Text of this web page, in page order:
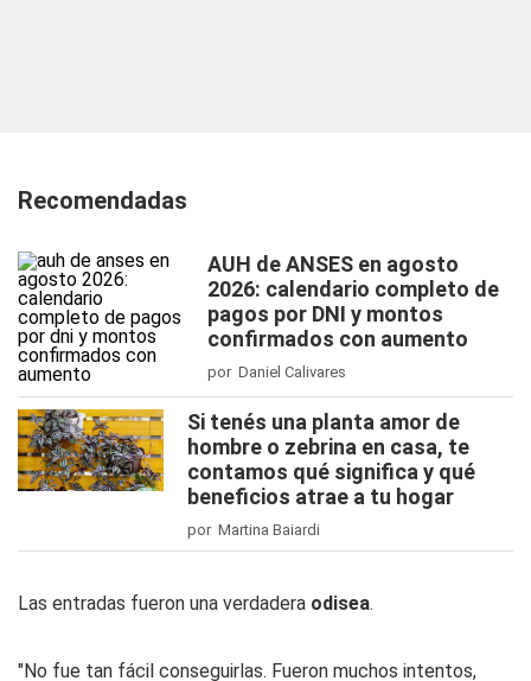
Recomendadas
AUH de ANSES en agosto
2026: calendario completo de
pagos por DNI y montos
confirmados con aumento
por Daniel Calivares
Si tenés una planta amor de
hombre o zebrina en casa, te
contamos qué significa y qué
beneficios atrae a tu hogar
por Martina Baiardi
Las entradas fueron una verdadera odisea.
"No fue tan fácil conseguirlas. Fueron muchos intentos,